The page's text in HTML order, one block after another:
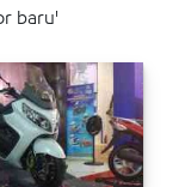
baru'